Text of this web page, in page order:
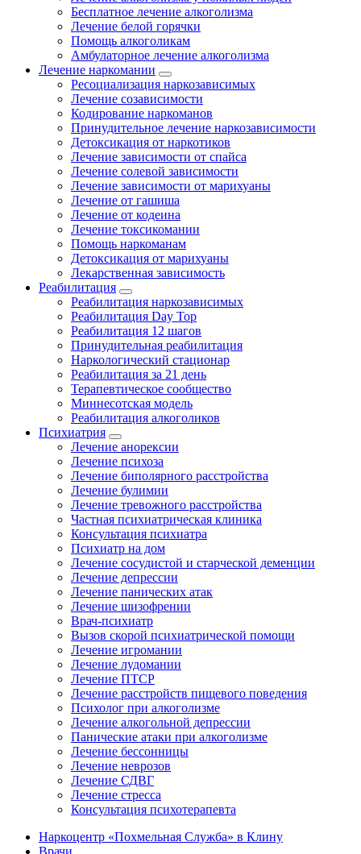
Бесплатное лечение алкоголизма
Лечение белой горячки
Помощь алкоголикам
Амбулаторное лечение алкоголизма
Лечение наркомании
Ресоциализация наркозависимых
Лечение созависимости
Кодирование наркоманов
Принудительное лечение наркозависимости
Детоксикация от наркотиков
Лечение зависимости от спайса
Лечение солевой зависимости
Лечение зависимости от марихуаны
Лечение от гашиша
Лечение от кодеина
Лечение токсикомании
Помощь наркоманам
Детоксикация от марихуаны
Лекарственная зависимость
Реабилитация
Реабилитация наркозависимых
Реабилитация Day Top
Реабилитация 12 шагов
Принудительная реабилитация
Наркологический стационар
Реабилитация за 21 день
Терапевтическое сообщество
Миннесотская модель
Реабилитация алкоголиков
Психиатрия
Лечение анорексии
Лечение психоза
Лечение биполярного расстройства
Лечение булимии
Лечение тревожного расстройства
Частная психиатрическая клиника
Консультация психиатра
Психиатр на дом
Лечение сосудистой и старческой деменции
Лечение депрессии
Лечение панических атак
Лечение шизофрении
Врач-психиатр
Вызов скорой психиатрической помощи
Лечение игромании
Лечение лудомании
Лечение ПТСР
Лечение расстройств пищевого поведения
Психолог при алкоголизме
Лечение алкогольной депрессии
Панические атаки при алкоголизме
Лечение бессонницы
Лечение неврозов
Лечение СДВГ
Лечение стресса
Консультация психотерапевта
Наркоцентр «Похмельная Служба» в Клину
Врачи